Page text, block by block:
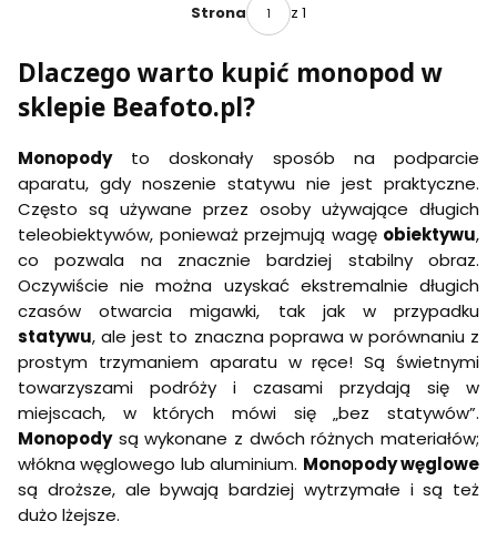
Strona z 1
Dlaczego warto kupić monopod w
sklepie Beafoto.pl?
Monopodyto doskonały sposób na podparcie
aparatu, gdy noszenie statywu nie jest praktyczne.
Często są używane przez osoby używające długich
teleobiektywów, ponieważ przejmują wagę obiektywu,
co pozwala na znacznie bardziej stabilny obraz.
Oczywiście nie można uzyskać ekstremalnie długich
czasów otwarcia migawki, tak jak w przypadku
statywu, ale jest to znaczna poprawa w porównaniu z
prostym trzymaniem aparatu w ręce! Są świetnymi
towarzyszami podróży i czasami przydają się w
miejscach, w których mówi się „bez statywów”.
Monopodysą wykonane z dwóch różnych materiałów;
włókna węglowego lub aluminium. Monopody węglowe
są droższe, ale bywają bardziej wytrzymałe i są też
dużo lżejsze.